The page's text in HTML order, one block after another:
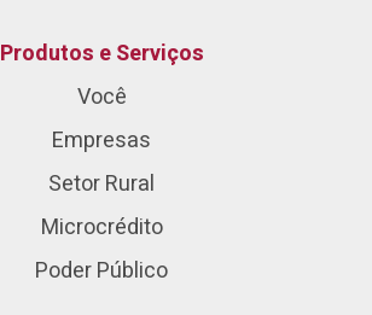
Produtos e Serviços
Você
Empresas
Setor Rural
Microcrédito
Poder Público